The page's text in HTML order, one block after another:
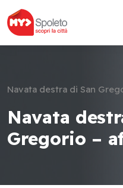
Navata destra di San
Navata
Gregorio –